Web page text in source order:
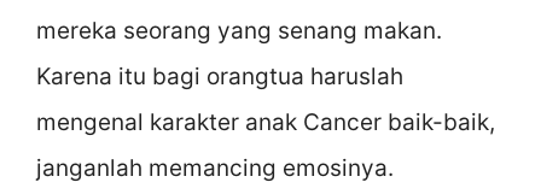
mereka seorang yang senang makan.
Karena itu bagi orangtua haruslah
mengenal karakter anak Cancer baik-baik,
janganlah memancing emosinya.